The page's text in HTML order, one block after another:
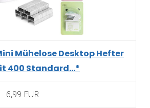
Mühelose Desktop Hefter
400 Standard...*
6,99 EUR